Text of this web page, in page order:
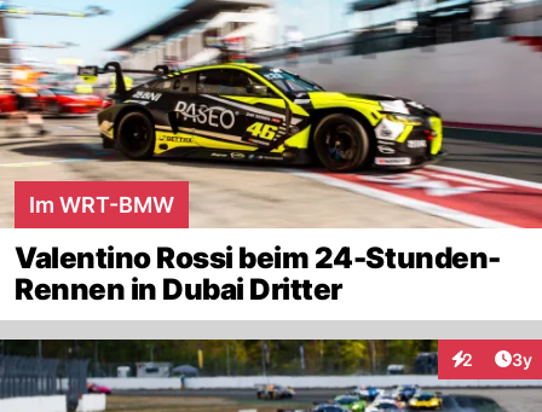
Im WRT-BMW
Valentino Rossi beim 24-Stunden-
Rennen in Dubai Dritter
2 3y